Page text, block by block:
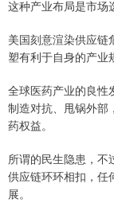
这种产业布局是市场
美国刻意渲染供应链
塑有利于自身的产业
全球医药产业的良性
制造对抗、甩锅外部
药权益。
所谓的民生隐患，不
供应链环环相扣，任
展。